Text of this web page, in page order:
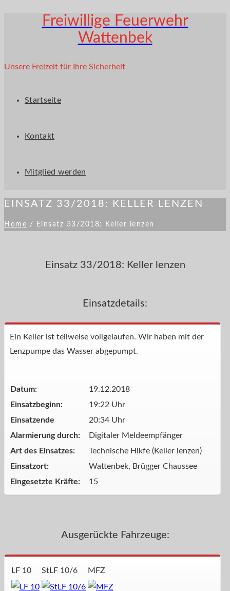
Freiwillige Feuerwehr
Wattenbek
Unsere Freizeit für Ihre Sicherheit
Startseite
Kontakt
Mitglied werden
EINSATZ 33/2018: KELLER LENZEN
Home / Einsatz 33/2018: Keller lenzen
Einsatz 33/2018: Keller lenzen
Einsatzdetails:
Ein Keller ist teilweise vollgelaufen. Wir haben mit der
Lenzpumpe das Wasser abgepumpt.
Datum:
19.12.2018
Einsatzbeginn:
19:22 Uhr
Einsatzende
20:34 Uhr
Alarmierung durch:
Digitaler Meldeempfänger
Art des Einsatzes:
Technische Hikfe (Keller lenzen)
Einsatzort:
Wattenbek, Brügger Chaussee
Eingesetzte Kräfte:
15
Ausgerückte Fahrzeuge:
LF 10 StLF 10/6 MFZ